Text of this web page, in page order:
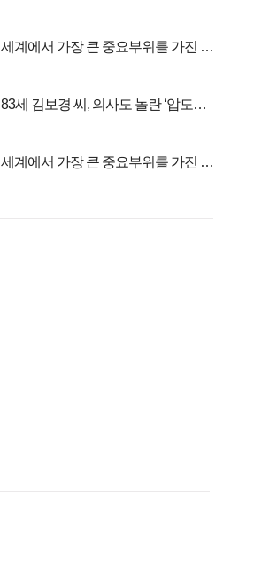
세계에서 가장 큰 중요부위를 가진 남
83세 김보경 씨, 의사도 놀란 ‘압도적
세계에서 가장 큰 중요부위를 가진 남